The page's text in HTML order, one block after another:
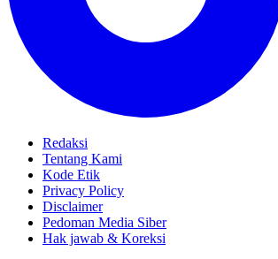
Redaksi
Tentang Kami
Kode Etik
Privacy Policy
Disclaimer
Pedoman Media Siber
Hak jawab & Koreksi